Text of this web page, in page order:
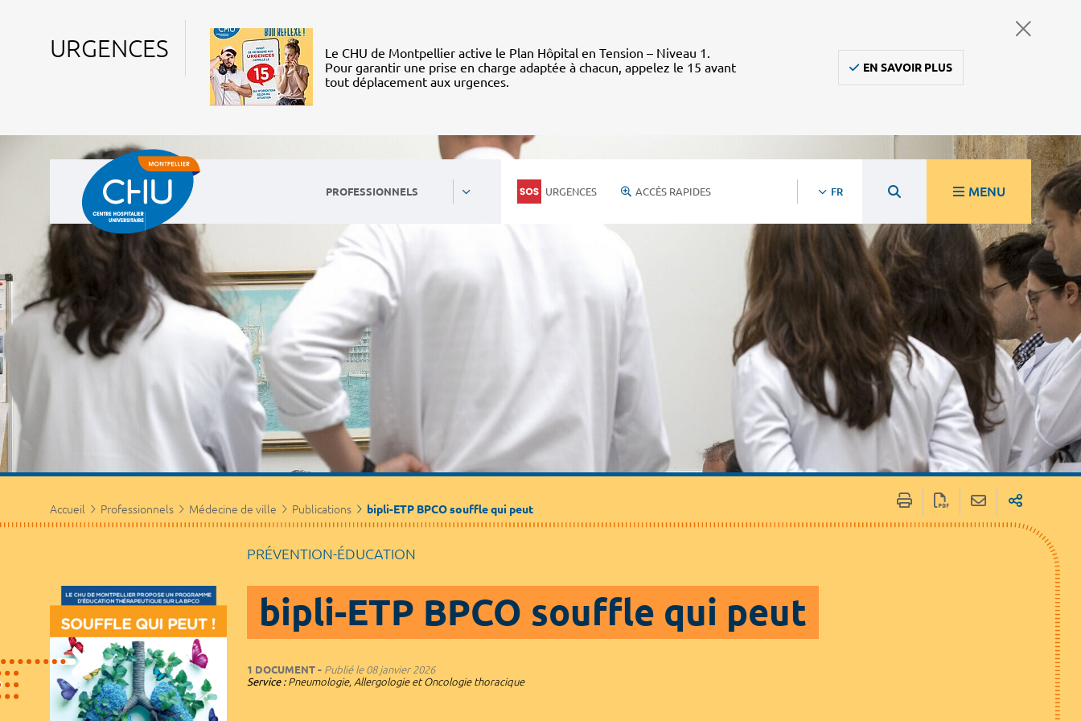
URGENCES
Le CHU de Montpellier active le Plan Hôpital en Tension – Niveau 1.
Pour garantir une prise en charge adaptée à chacun, appelez le 15 avant
tout déplacement aux urgences.
EN SAVOIR PLUS
PROFESSIONNELS URGENCES ACCÈS RAPIDES FR MENU
Ambulanciers, taxis, vsl
Journalistes / Médias Marchés publics
Partenaires / Associations
Accueil Professionnels Médecine de ville Publications bipli-ETP BPCO souffle qui peut
PRÉVENTION-ÉDUCATION
bipli-ETP BPCO souffle qui peut
1 DOCUMENT Publié le08 janvier 2026
Service : Pneumologie, Allergologie et Oncologie thoracique